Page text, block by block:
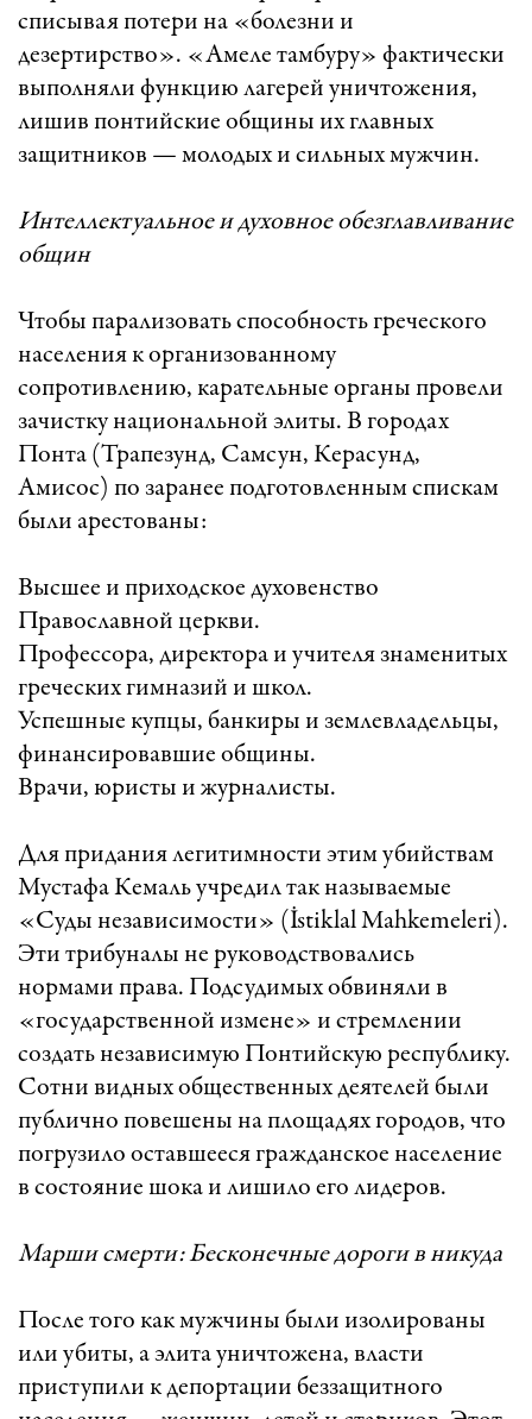
списывая потери на «болезни и
дезертирство». «Амеле тамбуру» фактически
выполняли функцию лагерей уничтожения,
лишив понтийские общины их главных
защитников — молодых и сильных мужчин.
Интеллектуальное и духовное обезглавливание
общин
Чтобы парализовать способность греческого
населения к организованному
сопротивлению, карательные органы провели
зачистку национальной элиты. В городах
Понта (Трапезунд, Самсун, Керасунд,
Амисос) по заранее подготовленным спискам
были арестованы:
Высшее и приходское духовенство
Православной церкви.
Профессора, директора и учителя знаменитых
греческих гимназий и школ.
Успешные купцы, банкиры и землевладельцы,
финансировавшие общины.
Врачи, юристы и журналисты.
Для придания легитимности этим убийствам
Мустафа Кемаль учредил так называемые
«Суды независимости» (İstiklal Mahkemeleri).
Эти трибуналы не руководствовались
нормами права. Подсудимых обвиняли в
«государственной измене» и стремлении
создать независимую Понтийскую республику.
Сотни видных общественных деятелей были
публично повешены на площадях городов, что
погрузило оставшееся гражданское население
в состояние шока и лишило его лидеров.
Марши смерти: Бесконечные дороги в никуда
После того как мужчины были изолированы
или убиты, а элита уничтожена, власти
приступили к депортации беззащитного